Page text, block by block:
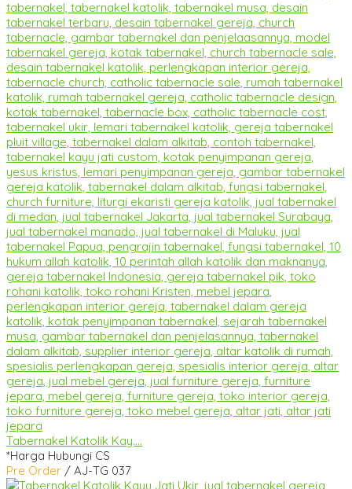
Tabernakel Katolik Kay....
*Harga Hubungi CS
Pre Order / AJ-TG 037